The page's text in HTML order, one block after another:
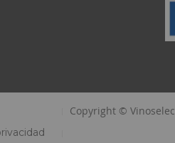
Copyright ©